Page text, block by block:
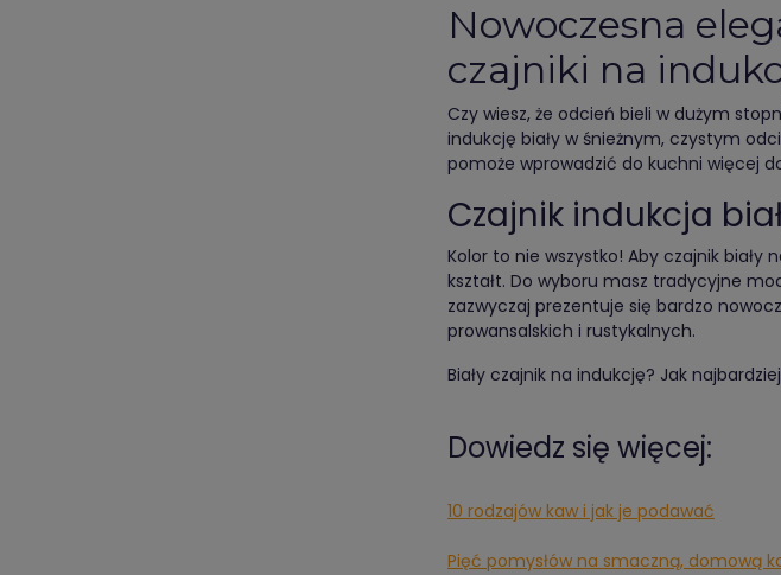
Nowoczesna
czajniki na
Czy wiesz, że odcień bieli w dużym
indukcję biały w śnieżnym, czystym
pomoże wprowadzić do kuchni więcej
Czajnik indukcja
Kolor to nie wszystko! Aby czajnik
kształt. Do wyboru masz tradycyjne
zazwyczaj prezentuje się bardzo
prowansalskich i rustykalnych.
Biały czajnik na indukcję? Jak
Dowiedz się więcej:
10 rodzajów kaw i jak je podawać
Pięć pomysłów na smaczną, domową